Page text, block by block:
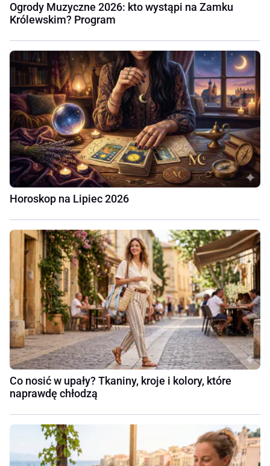
Ogrody Muzyczne 2026: kto wystąpi na Zamku
Królewskim? Program
Horoskop na Lipiec 2026
Co nosić w upały? Tkaniny, kroje i kolory, które
naprawdę chłodzą